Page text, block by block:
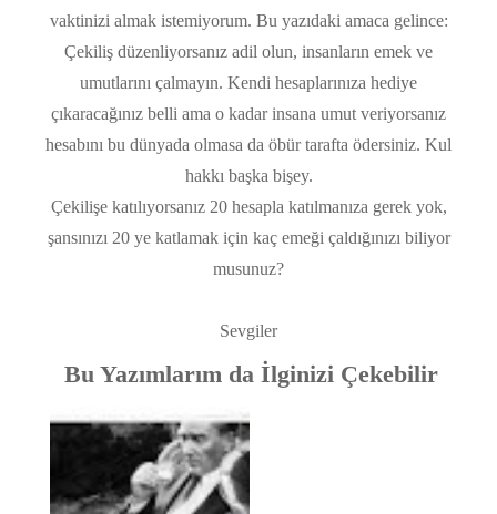
vaktinizi almak istemiyorum. Bu yazıdaki amaca gelince:
Çekiliş düzenliyorsanız adil olun, insanların emek ve
umutlarını çalmayın. Kendi hesaplarınıza hediye
çıkaracağınız belli ama o kadar insana umut veriyorsanız
hesabını bu dünyada olmasa da öbür tarafta ödersiniz. Kul
hakkı başka bişey.
Çekilişe katılıyorsanız 20 hesapla katılmanıza gerek yok,
şansınızı 20 ye katlamak için kaç emeği çaldığınızı biliyor
musunuz?
Sevgiler
Bu Yazımlarım da İlginizi Çekebilir